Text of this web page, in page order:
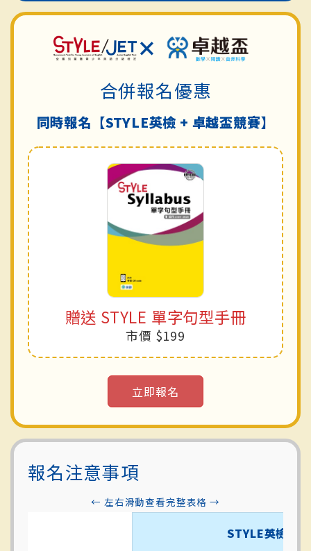
×
合併報名優惠
同時報名【STYLE英檢 + 卓越盃競賽】
贈送 STYLE 單字句型手冊
市價 $199
立即報名
報名注意事項
STYLE英檢